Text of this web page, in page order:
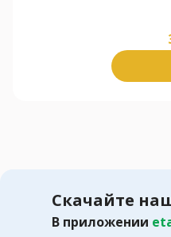
Скачайте
В приложении